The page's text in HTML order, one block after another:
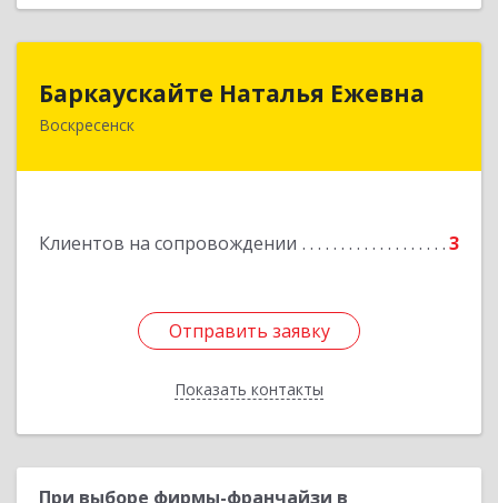
Баркаускайте Наталья Ежевна
Воскресенск
Клиентов на сопровождении 3
Отправить заявку
Показать контакты
Баркаускайте Наталья Ежевна
140222, Московская обл, Воскресенский р-н,
Подробнее
Отправить заявку
Назад
При выборе фирмы-франчайзи в